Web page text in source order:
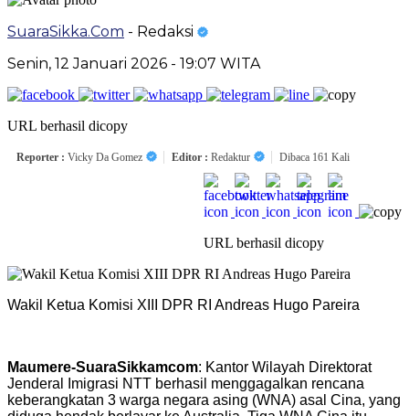
SuaraSikka.Com - Redaksi
Senin, 12 Januari 2026 - 19:07 WITA
URL berhasil dicopy
Reporter : Vicky Da Gomez Editor : Redaktur Dibaca 161 Kali
URL berhasil dicopy
Wakil Ketua Komisi XIII DPR RI Andreas Hugo Pareira
Maumere-SuaraSikkamcom: Kantor Wilayah Direktorat
Jenderal Imigrasi NTT berhasil menggagalkan rencana
keberangkatan 3 warga negara asing (WNA) asal Cina, yang